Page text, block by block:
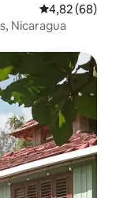
Note
4,82 (68)
Nicaragua